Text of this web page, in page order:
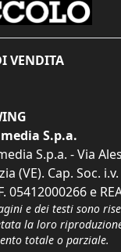
VENDITA
S.p.a.
S.p.a. - Via
(VE). Cap. Soc.
05412000266 e
e dei testi sono
la loro
totale o parziale.